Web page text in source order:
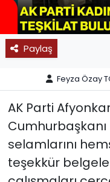
Paylaş
Feyza Özay
AK Parti
Cumhurbaşkanı
selamlarını
teşekkür